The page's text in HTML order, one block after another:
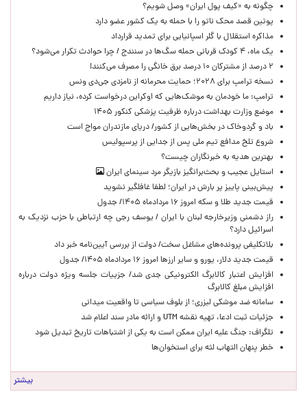
چگونه به «کیف پول ایران» وصل شویم؟
پوتین قصد محک ناتو را با حمله به یک کشور عضو دارد
مذاکره استقلال با گلر اسپانیایی برای تمدید قرارداد
یک ماه، ۴ کودک قربانی حمله سگ‌ها در سنندج / چرا حوادث تکرار می‌شود؟
۲ درصد از مشترکان ۱۰ درصد برق خانگی را مصرف می‌کنند!
نسخه ترامپ برای ۲۰۲۸؛ حمایت محرمانه از نامزدی جی‌دی ونس
ترامپ: ما خودمان به موشک‌هایی که اوکراین درخواست کرده، نیاز داریم
موضع وزارت بهداشت درباره ظرفیت پزشکی کنکور ۱۴۰۵
باد و گردوخاک در بخش‌هایی از کشور/ دریای مازندران مواج است
شروع تلخ مدافع تیم ملی پس از جدایی از پرسپولیس
بهترین هدیه به خبرنگاران چیست؟
استایل عجیب و بحث‌برانگیز بازیگر مرد سینمای ایران
پیش‌بینی پاییز پر بارش در ایران؛ لطفا غافلگیر نشوید
قیمت جدید طلا و سکه امروز ۱۶ مردادماه ۱۴۰۵/ جدول
راز دشمنی وزیرخارجه لبنان با ایران / یوسف رجی چه ارتباطی با حزب نزدیک به
اسرائیل دارد؟
بلاتکلیفی پرونده‌های مشاغل سخت/ دولت از بررسی آیین‌نامه خبر داد
قیمت جدید دلار، یورو و سایر ارزها امروز ۱۶ مردادماه ۱۴۰۵/ جدول
افزایش اعتبار کالابرگ الکترونیکی جدی شد/ جزییات جلسه ویژه دولت درباره
افزایش مبلغ کالابرگ
سامانه ضد موشکی لیزری؛ از بلوف سیاسی تا واقعیت میدانی
جزئیات ثبت ادعا، تهیه نقشه UTM و ارائه مادر سند اعلام شد
تلگراف: جنگ علیه ایران ممکن است به یکی از اشتباهات تاریخ تبدیل شود
خطر پنهان التهاب لثه برای استخوان‌ها
بیشتر